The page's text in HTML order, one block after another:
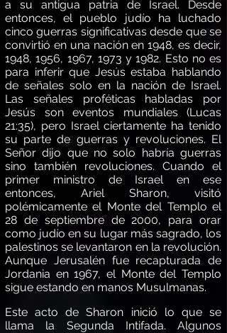
a su antigua patria de Israel. Desde
entonces, el pueblo judío ha luchado
cinco guerras significativas desde que se
convirtió en una nación en 1948, es decir,
1948, 1956, 1967, 1973 y 1982. Esto no es
para inferir que Jesús estaba hablando
de señales solo en la nación de Israel.
Las señales proféticas habladas por
Jesús son eventos mundiales (Lucas
21:35), pero Israel ciertamente ha tenido
su parte de guerras y revoluciones. El
Señor dijo que no solo habría guerras
sino también revoluciones. Cuando el
primer ministro de Israel en ese
entonces, Ariel Sharon, visitó
polémicamente el Monte del Templo el
28 de septiembre de 2000, para orar
como judío en su lugar más sagrado, los
palestinos se levantaron en la revolución.
Aunque Jerusalén fue recapturada de
Jordania en 1967, el Monte del Templo
sigue estando en manos Musulmanas.
Este acto de Sharon inició lo que se
llama la Segunda Intifada. Algunos